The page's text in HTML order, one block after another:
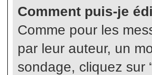
Comment puis-je
Comme pour les
par leur auteur, un
sondage, cliquez sur